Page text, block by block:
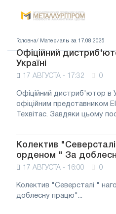
Головна/ Материалы за 17.08.2025
Офіційний
Україні
17 АВГУСТА - 17:32 0
Офіційний дистриб'ютор в
офіційним представником
Техвітас. Завдяки цьому
Колектив
орденом " За
17 АВГУСТА - 16:00 0
Колектив "Северсталі "
доблесну працю"...